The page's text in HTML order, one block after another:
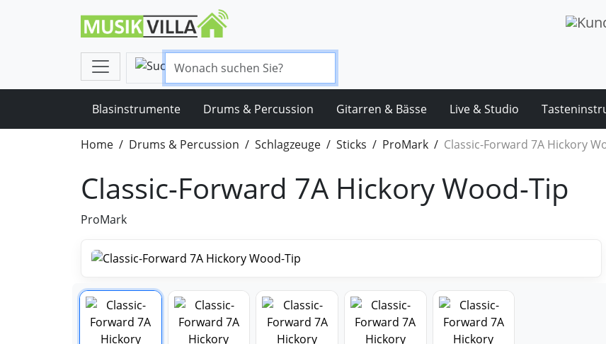
Blasinstrumente Drums & Percussion Gitarren & Bässe Live & Studio
Home Drums & Percussion Schlagzeuge Sticks ProMark Classic-Forward 7A Hickory
Classic-Forward 7A Hickory Wood-Tip
ProMark